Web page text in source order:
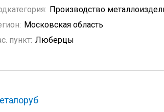
Производство
Московская область
пункт: Люберцы